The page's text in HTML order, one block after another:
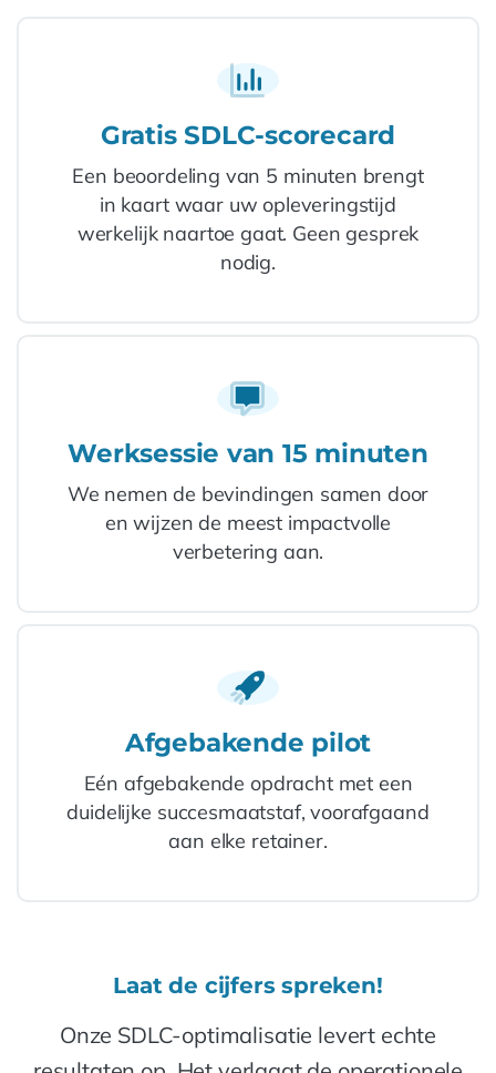
Gratis SDLC-scorecard
Een beoordeling van 5 minuten brengt
in kaart waar uw opleveringstijd
werkelijk naartoe gaat. Geen gesprek
nodig.
Werksessie van 15 minuten
We nemen de bevindingen samen door
en wijzen de meest impactvolle
verbetering aan.
Afgebakende pilot
Eén afgebakende opdracht met een
duidelijke succesmaatstaf, voorafgaand
aan elke retainer.
Laat de cijfers spreken!
Onze SDLC-optimalisatie levert echte